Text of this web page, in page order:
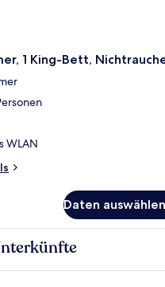
1 King-Bett,
WLAN
Daten